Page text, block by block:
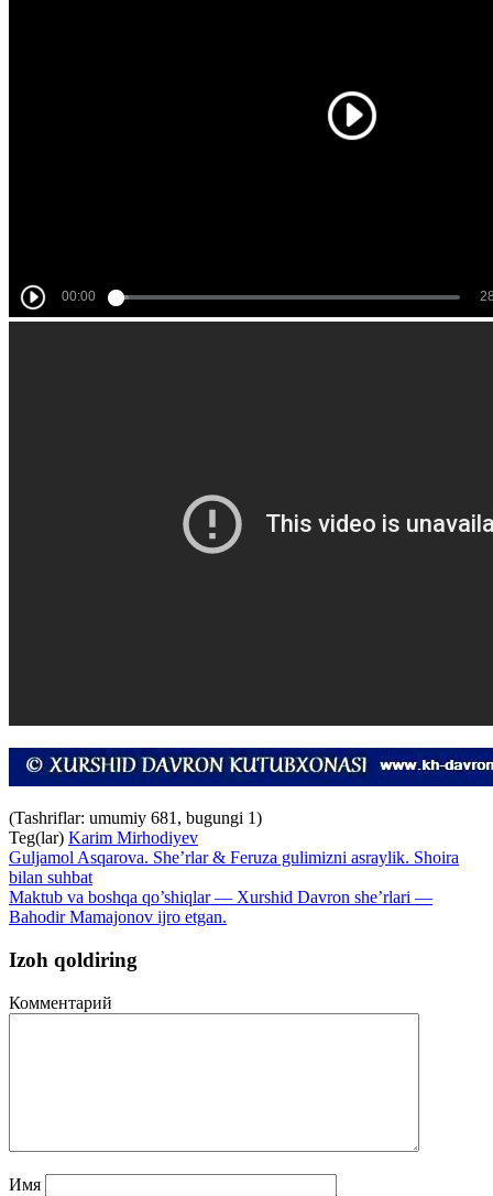
(Tashriflar: umumiy 681, bugungi 1)
Teg(lar) Karim Mirhodiyev
Guljamol Asqarova. She’rlar & Feruza gulimizni asraylik. Shoira
bilan suhbat
Maktub va boshqa qo’shiqlar — Xurshid Davron she’rlari —
Bahodir Mamajonov ijro etgan.
Izoh qoldiring
Комментарий
Имя